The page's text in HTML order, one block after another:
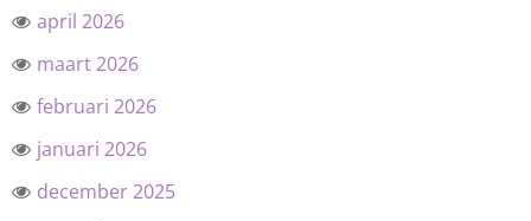
april 2026
maart 2026
februari 2026
januari 2026
december 2025